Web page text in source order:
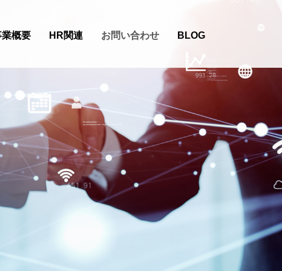
業概要 HR関連 お問い合わせ BLOG